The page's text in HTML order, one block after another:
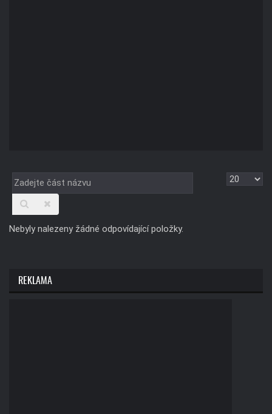
Zadejte
část
názvu
Zobrazit
Nebyly nalezeny žádné odpovídající položky.
REKLAMA